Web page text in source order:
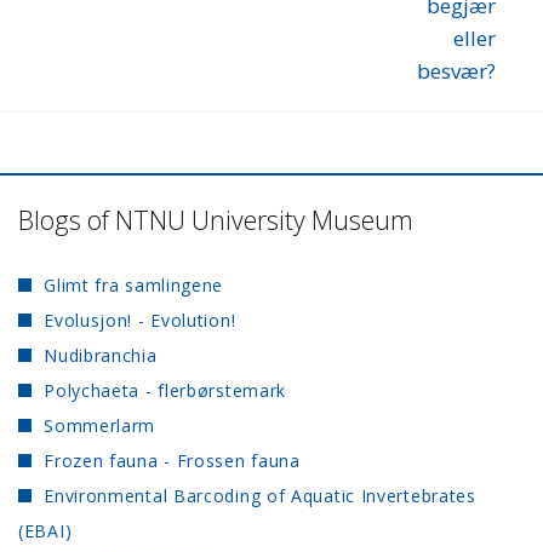
begjær
eller
besvær?
Blogs of NTNU University Museum
Glimt fra samlingene
Evolusjon! - Evolution!
Nudibranchia
Polychaeta - flerbørstemark
Sommerlarm
Frozen fauna - Frossen fauna
Environmental Barcoding of Aquatic Invertebrates
(EBAI)